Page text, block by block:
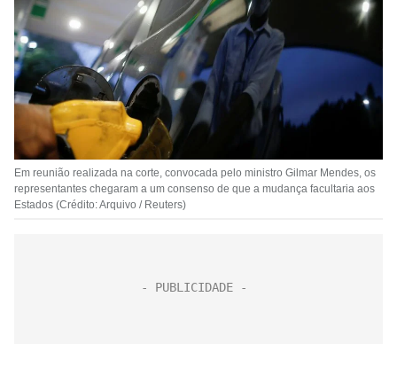
Em reunião realizada na corte, convocada pelo ministro Gilmar Mendes, os
representantes chegaram a um consenso de que a mudança facultaria aos
Estados (Crédito: Arquivo / Reuters)